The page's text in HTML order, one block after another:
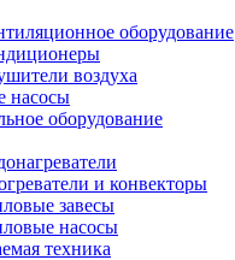
оборудование
воздуха
насосы
оборудование
и конвекторы
завесы
насосы
техника